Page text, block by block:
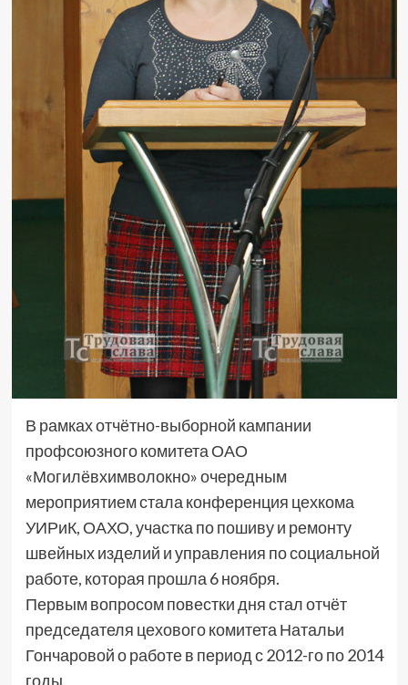
В рамках отчётно-выборной кампании
профсоюзного комитета ОАО
«Могилёвхимволокно» очередным
мероприятием стала конференция цехкома
УИРиК, ОАХО, участка по пошиву и ремонту
швейных изделий и управления по социальной
работе, которая прошла 6 ноября.
Первым вопросом повестки дня стал отчёт
председателя цехового комитета Натальи
Гончаровой о работе в период с 2012-го по 2014
годы.